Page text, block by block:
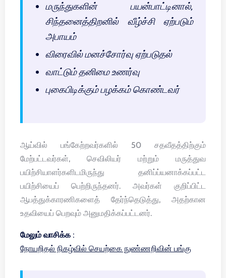
மருந்துகளின் பயன்பாட்டினால்,
சிந்தனைத்திறனில் வீழ்ச்சி ஏற்படும்
அபாயம்
விரைவில் மனச்சோர்வு ஏற்படுதல்
வாட்டும் தனிமை உணர்வு
புகைபிடிக்கும் பழக்கம் கொண்டவர்
ஆய்வில் பங்கேற்றவர்களில் 50 சதவீதத்திற்கும்
மேற்பட்டவர்கள், செவிலியர் மற்றும் மருத்துவ
பயிற்சியாளர்களிடமிருந்து தனிப்ப்யனாக்கப்பட்ட
பயிற்சியைப் பெற்றிருந்தனர். அவர்கள் குறிப்பிட்ட
ஆபத்துக்காரணிகளைத் தேர்ந்தெடுத்து, அதற்கான
உதவியைப் பெறவும் அனுமதிக்கப்பட்டனர்.
மேலும் வாசிக்க :
நோயறிதல் நிகழ்வில் செயற்கை நுண்ணறிவின் பங்கு